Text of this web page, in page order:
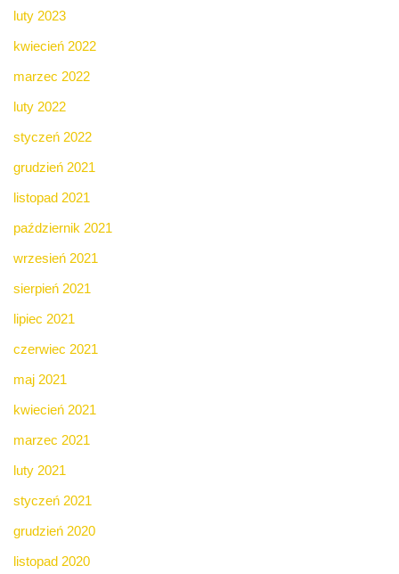
luty 2023
kwiecień 2022
marzec 2022
luty 2022
styczeń 2022
grudzień 2021
listopad 2021
październik 2021
wrzesień 2021
sierpień 2021
lipiec 2021
czerwiec 2021
maj 2021
kwiecień 2021
marzec 2021
luty 2021
styczeń 2021
grudzień 2020
listopad 2020